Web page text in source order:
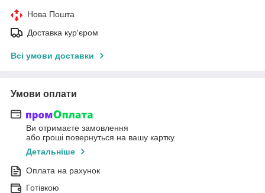
Нова Пошта
Доставка кур'єром
Всі умови доставки
Умови оплати
Ви отримаєте замовлення
або гроші повернуться на вашу картку
Детальніше
Оплата на рахунок
Готівкою